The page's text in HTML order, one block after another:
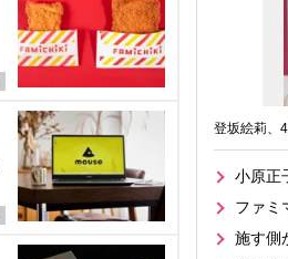
登坂絵莉、
小原正
ファミ
施す側